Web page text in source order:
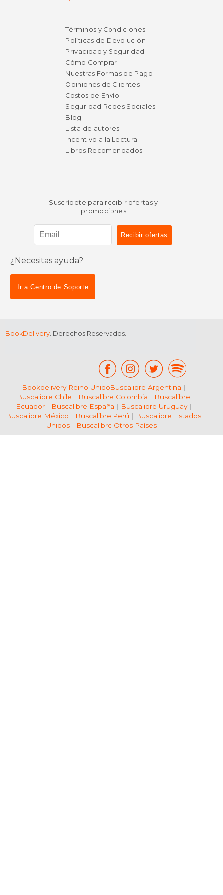
$ 14.22 dcto.
dcto. $ 14.13
Términos y Condiciones
Políticas de Devolución
Privacidad y Seguridad
Cómo Comprar
Nuestras Formas de Pago
Opiniones de Clientes
Costos de Envío
Seguridad Redes Sociales
Blog
Lista de autores
Incentivo a la Lectura
Libros Recomendados
Suscríbete para recibir ofertas y
promociones
¿Necesitas ayuda?
Ir a Centro de Soporte
BookDelivery. Derechos Reservados.
Bookdelivery Reino UnidoBuscalibre Argentina |
Buscalibre Chile | Buscalibre Colombia | Buscalibre
Ecuador| Buscalibre España | Buscalibre Uruguay|
Buscalibre México | Buscalibre Perú | Buscalibre Estados
Unidos| Buscalibre Otros Países|